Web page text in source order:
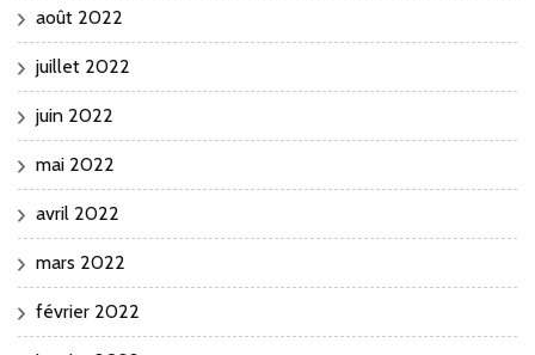
août 2022
juillet 2022
juin 2022
mai 2022
avril 2022
mars 2022
février 2022